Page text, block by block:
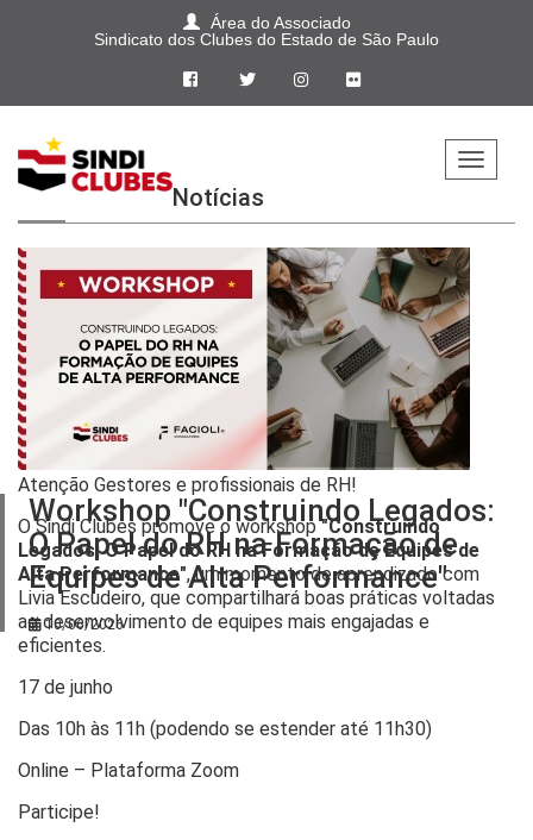
Área do Associado
Sindicato dos Clubes do Estado de São Paulo
Home
Sindi
Clubes
Jurídico
Aprendiz
Pepac
Cultural
Consultorias
Parceiros
Contato
Notícias
Workshop "Construindo Legados:
O Papel do RH na Formação de
Equipes de Alta Performance"
10/06/2026
Atenção Gestores e profissionais de RH!
O Sindi Clubes promove o workshop"Construindo
Legados: O Papel do RH na Formação de Equipes de
Alta Performance", um momento de aprendizado com
Livia Escudeiro, que compartilhará boas práticas voltadas
ao desenvolvimento de equipes mais engajadas e
eficientes.
17 de junho
Das 10h às 11h (podendo se estender até 11h30)
Online – Plataforma Zoom
Participe!